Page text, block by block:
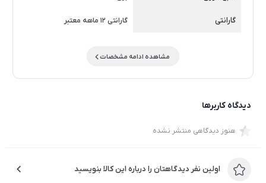
گارانتی گارانتی 12 ماهه معتبر
مشاهده ادامه مشخصات
دیدگاه کاربرها
هنوز دیدگاهی منتشر نشده
اولین نفر دیدگاهتان را درباره این کالا بنویسید